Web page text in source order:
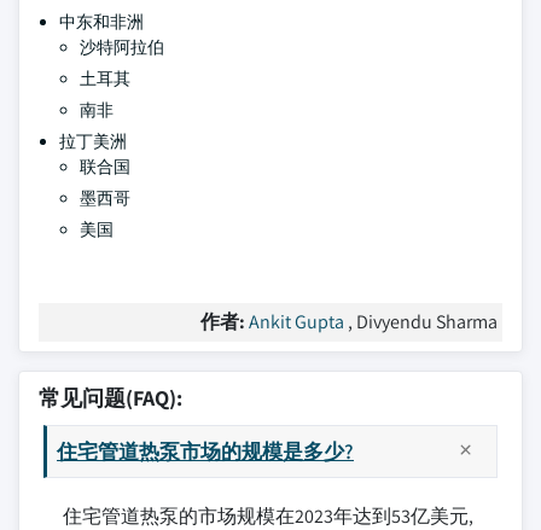
中东和非洲
沙特阿拉伯
土耳其
南非
拉丁美洲
联合国
墨西哥
美国
作者:Ankit Gupta , Divyendu Sharma
常见问题(FAQ):
住宅管道热泵市场的规模是多少?
住宅管道热泵的市场规模在2023年达到53亿美元,